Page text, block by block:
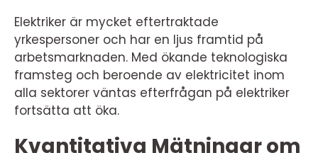
Elektriker är mycket eftertraktade
yrkespersoner och har en ljus framtid på
arbetsmarknaden. Med ökande teknologiska
framsteg och beroende av elektricitet inom
alla sektorer väntas efterfrågan på elektriker
fortsätta att öka.
Kvantitativa Mätningar om